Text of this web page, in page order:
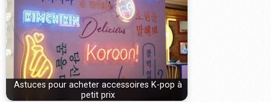
Astuces pour acheter accessoires K-pop à
petit prix